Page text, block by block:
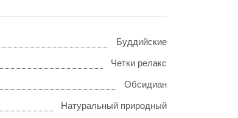
Буддийские
Четки релакс
Обсидиан
Натуральный природный